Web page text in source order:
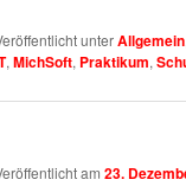
unterAllgemein
, MichSoft, Praktikum,
am 23.